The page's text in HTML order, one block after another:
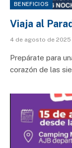
BENEFICIOS
Viaja al
4 de agosto de 2025
Prepárate para
corazón de las